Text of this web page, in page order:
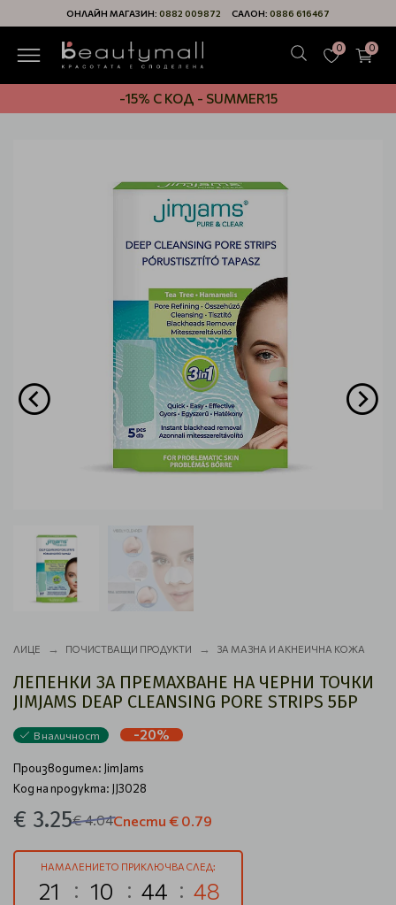
ОНЛАЙН МАГАЗИН: 0882 009872 САЛОН: 0886 616467
0 0
-15% С КОД - SUMMER15
ЛИЦЕ ПОЧИСТВАЩИ ПРОДУКТИ ЗА МАЗНА И АКНЕИЧНА КОЖА
ЛЕПЕНКИ ЗА ПРЕМАХВАНЕ НА ЧЕРНИ ТОЧКИ
JIMJAMS DEAP CLEANSING PORE STRIPS 5БР
В наличност -20%
Производител: JimJams
Код на продукта: JJ3028
€ 3.25€ 4.04Спести € 0.79
НАМАЛЕНИЕТО ПРИКЛЮЧВА СЛЕД:
21 10 44 47